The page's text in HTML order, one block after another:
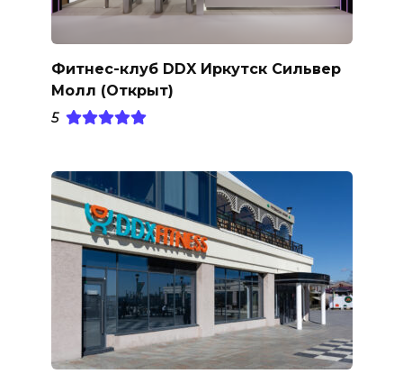
Фитнес-клуб DDX Иркутск Сильвер
Молл (Открыт)
5